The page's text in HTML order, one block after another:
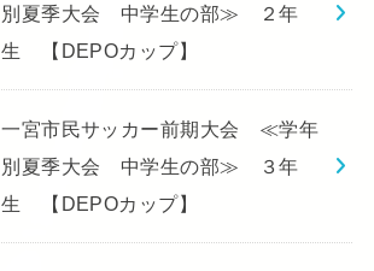
別夏季大会 中学生の部≫ ２年
生 【DEPOカップ】
一宮市民サッカー前期大会 ≪学年
別夏季大会 中学生の部≫ ３年
生 【DEPOカップ】